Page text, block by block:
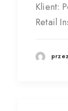
Klient:
Retail